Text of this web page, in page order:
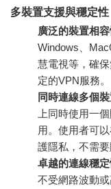
多裝置支援與穩定性
廣泛的裝置相
Windows、
慧電視等，確
定的VPN服務。
同時連線多個
上同時使用一
用。使用者可
護隱私，不需要
卓越的連線穩
不受網路波動